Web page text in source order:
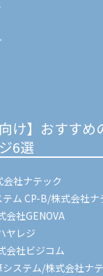
け】おすすめ
6選
社ナテック
ム CP-B/株式会社ナ
会社GENOVA
ヤレジ
会社ビジコム
ステム/株式会社ナ